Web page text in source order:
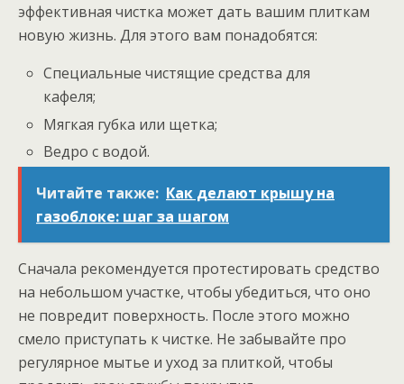
эффективная чистка может дать вашим плиткам
новую жизнь. Для этого вам понадобятся:
Специальные чистящие средства для
кафеля;
Мягкая губка или щетка;
Ведро с водой.
Читайте также: Как делают крышу на
газоблоке: шаг за шагом
Сначала рекомендуется протестировать средство
на небольшом участке, чтобы убедиться, что оно
не повредит поверхность. После этого можно
смело приступать к чистке. Не забывайте про
регулярное мытье и уход за плиткой, чтобы